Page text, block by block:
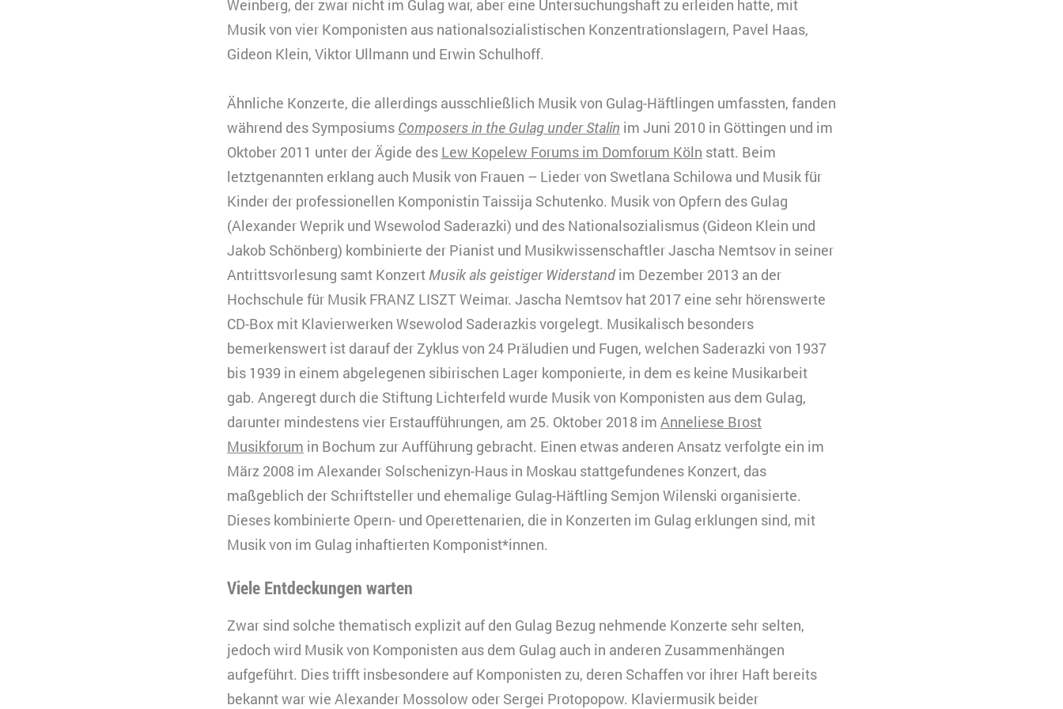
Weinberg, der zwar nicht im Gulag war, aber eine Untersuchungshaft zu erleiden hatte, mit
Musik von vier Komponisten aus nationalsozialistischen Konzentrationslagern, Pavel Haas,
Gideon Klein, Viktor Ullmann und Erwin Schulhoff.
Ähnliche Konzerte, die allerdings ausschließlich Musik von Gulag-Häftlingen umfassten, fanden
während des Symposiums Composers in the Gulag under Stalin im Juni 2010 in Göttingen und im
Oktober 2011 unter der Ägide des Lew Kopelew Forums im Domforum Köln statt. Beim
letztgenannten erklang auch Musik von Frauen – Lieder von Swetlana Schilowa und Musik für
Kinder der professionellen Komponistin Taissija Schutenko. Musik von Opfern des Gulag
(Alexander Weprik und Wsewolod Saderazki) und des Nationalsozialismus (Gideon Klein und
Jakob Schönberg) kombinierte der Pianist und Musikwissenschaftler Jascha Nemtsov in seiner
Antrittsvorlesung samt Konzert Musik als geistiger Widerstandim Dezember 2013 an der
Hochschule für Musik FRANZ LISZT Weimar. Jascha Nemtsov hat 2017 eine sehr hörenswerte
CD-Box mit Klavierwerken Wsewolod Saderazkis vorgelegt. Musikalisch besonders
bemerkenswert ist darauf der Zyklus von 24 Präludien und Fugen, welchen Saderazki von 1937
bis 1939 in einem abgelegenen sibirischen Lager komponierte, in dem es keine Musikarbeit
gab. Angeregt durch die Stiftung Lichterfeld wurde Musik von Komponisten aus dem Gulag,
darunter mindestens vier Erstaufführungen, am 25. Oktober 2018 im Anneliese Brost
Musikforum in Bochum zur Aufführung gebracht. Einen etwas anderen Ansatz verfolgte ein im
März 2008 im Alexander Solschenizyn-Haus in Moskau stattgefundenes Konzert, das
maßgeblich der Schriftsteller und ehemalige Gulag-Häftling Semjon Wilenski organisierte.
Dieses kombinierte Opern- und Operettenarien, die in Konzerten im Gulag erklungen sind, mit
Musik von im Gulag inhaftierten Komponist*innen.
Viele Entdeckungen warten
Zwar sind solche thematisch explizit auf den Gulag Bezug nehmende Konzerte sehr selten,
jedoch wird Musik von Komponisten aus dem Gulag auch in anderen Zusammenhängen
aufgeführt. Dies trifft insbesondere auf Komponisten zu, deren Schaffen vor ihrer Haft bereits
bekannt war wie Alexander Mossolow oder Sergei Protopopow. Klaviermusik beider
Anbieter
Matomo
Zweck
Kurzzeitiges Cookie, um vorübergehende Daten des Besuchs zu
speichern.
Ablauf
30 Minuten
Typ
HTML
Anbieter
Matomo
Zweck
Bindet Videos ein, die unsere Kampagnenarbeit präsentieren. Es werden
Cookies gesetzt, und Daten in die USA transferiert, was Ihre Zustimmung
Ablauf
keine
Typ
Verbindung
Anbieter
YouTube